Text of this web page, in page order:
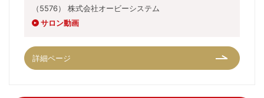
（5576） 株式会社オービーシステム
サロン動画
詳細ページ